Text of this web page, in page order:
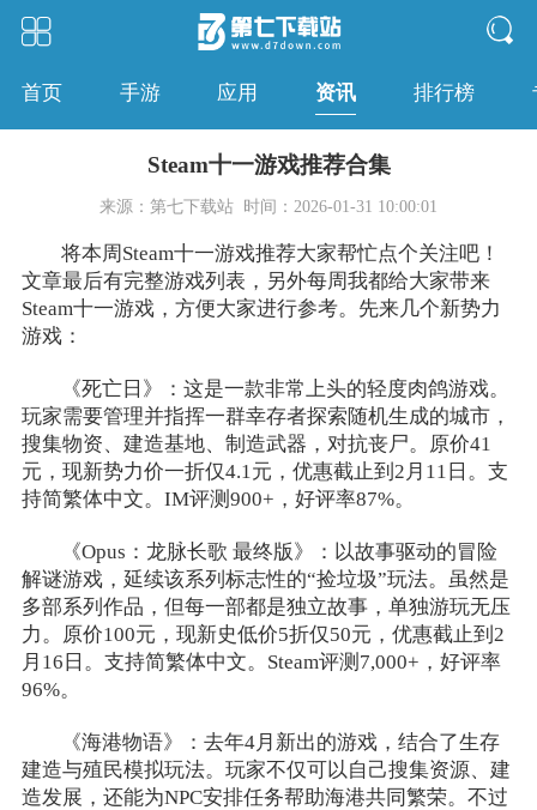
首页 手游 应用 资讯 排行榜
Steam十一游戏推荐合集
来源：第七下载站 时间：2026-01-31 10:00:01
将本周Steam十一游戏推荐大家帮忙点个关注吧！
文章最后有完整游戏列表，另外每周我都给大家带来
Steam十一游戏，方便大家进行参考。先来几个新势力
游戏：
《死亡日》：这是一款非常上头的轻度肉鸽游戏。
玩家需要管理并指挥一群幸存者探索随机生成的城市，
搜集物资、建造基地、制造武器，对抗丧尸。原价41
元，现新势力价一折仅4.1元，优惠截止到2月11日。支
持简繁体中文。IM评测900+，好评率87%。
《Opus：龙脉长歌 最终版》：以故事驱动的冒险
解谜游戏，延续该系列标志性的“捡垃圾”玩法。虽然是
多部系列作品，但每一部都是独立故事，单独游玩无压
力。原价100元，现新史低价5折仅50元，优惠截止到2
月16日。支持简繁体中文。Steam评测7,000+，好评率
96%。
《海港物语》：去年4月新出的游戏，结合了生存
建造与殖民模拟玩法。玩家不仅可以自己搜集资源、建
造发展，还能为NPC安排任务帮助海港共同繁荣。不过